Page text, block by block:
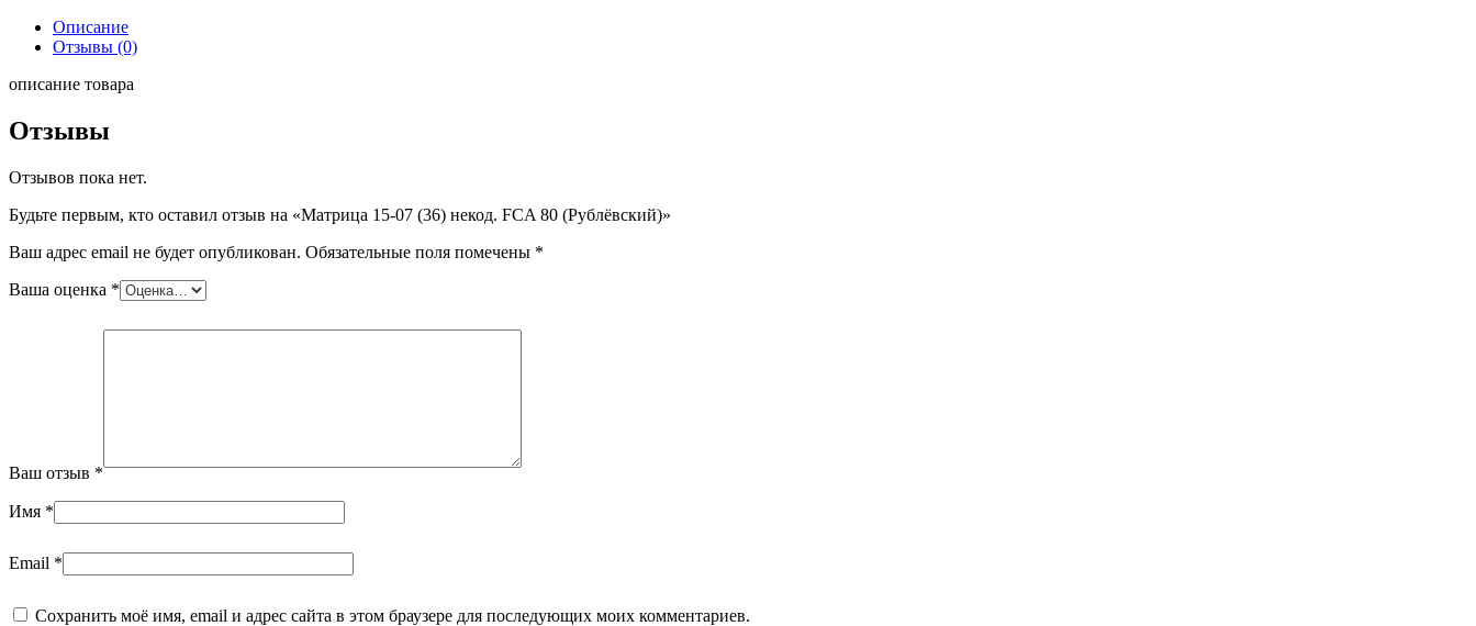
(36)
FCA
(Рублёвский)
Описание
Отзывы (0)
описание товара
Отзывы
Отзывов пока нет.
Будьте первым, кто оставил отзыв на «Матрица 15-07 (36) некод. FCA 80 (Рублёвский)»
Ваш адрес email не будет опубликован. Обязательные поля помечены *
Ваша оценка *
Ваш отзыв *
Имя *
Email *
Сохранить моё имя, email и адрес сайта в этом браузере для последующих моих комментариев.